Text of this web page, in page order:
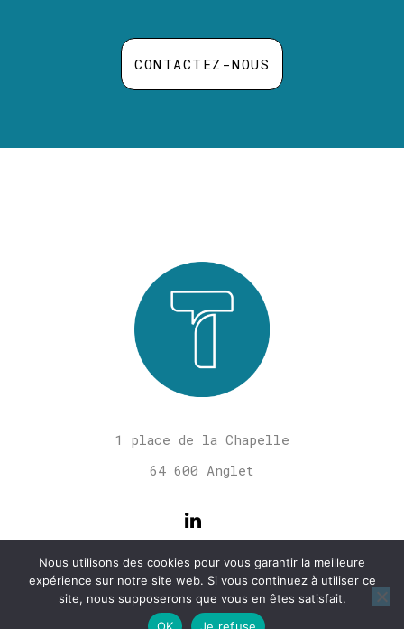
CONTACTEZ-NOUS
1 place de la Chapelle
64 600 Anglet
Nous utilisons des cookies pour vous garantir la meilleure
expérience sur notre site web. Si vous continuez à utiliser ce
site, nous supposerons que vous en êtes satisfait.
OK
Je refuse